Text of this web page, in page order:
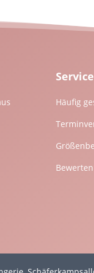
Service
Häufig